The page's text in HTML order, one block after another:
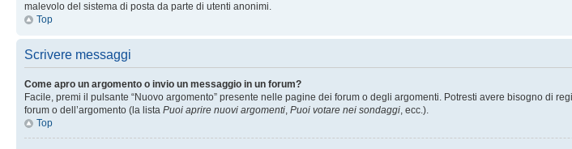
malevolo del sistema di posta da parte di utenti anonimi.
Top
Scrivere messaggi
Come apro un argomento o invio un messaggio in un forum?
Facile, premi il pulsante “Nuovo argomento” presente nelle pagine dei forum o degli argomenti. Potresti avere bisogno di
forum o dell’argomento (la lista Puoi aprire nuovi argomenti, Puoi votare nei sondaggi, ecc.).
Top